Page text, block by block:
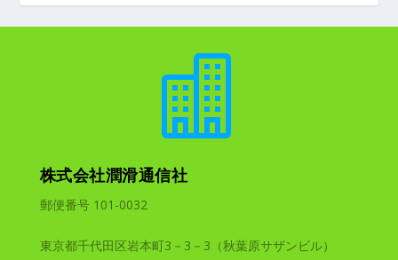

株式会社潤滑通信社
郵便番号 101-0032
東京都千代田区岩本町3－3－3（秋葉原サザンビル）